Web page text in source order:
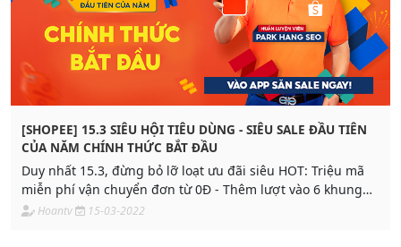
[SHOPEE] 15.3 SIÊU HỘI TIÊU DÙNG - SIÊU SALE ĐẦU TIÊN
CỦA NĂM CHÍNH THỨC BẮT ĐẦU
Duy nhất 15.3, đừng bỏ lỡ loạt ưu đãi siêu HOT: Triệu mã
miễn phí vận chuyển đơn từ 0Đ - Thêm lượt vào 6 khung
giờHoantv 15-03-2022